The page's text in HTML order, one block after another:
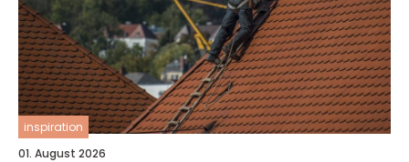
inspiration
01. August 2026